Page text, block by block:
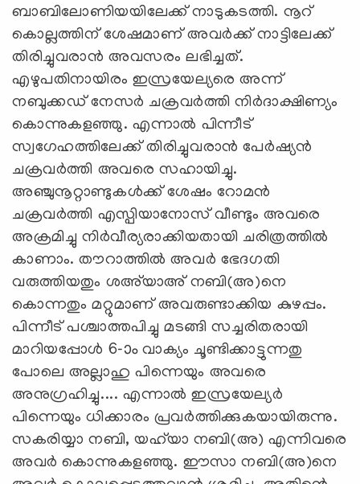
ബാബിലോണിയയിലേക്ക് നാടുകടത്തി. നൂറ്
കൊല്ലത്തിന് ശേഷമാണ് അവര്‍ക്ക് നാട്ടിലേക്ക്
തിരിച്ചുവരാന്‍ അവസരം ലഭിച്ചത്.
എഴുപതിനായിരം ഇസ്രയേല്യരെ അന്ന്
നബുക്കഡ് നേസര്‍ ചക്രവര്‍ത്തി നിര്‍ദാക്ഷിണ്യം
കൊന്നുകളഞ്ഞു. എന്നാല്‍ പിന്നീട്
സ്വഗേഹത്തിലേക്ക് തിരിച്ചുവരാന്‍ പേര്‍ഷ്യന്‍
ചക്രവര്‍ത്തി അവരെ സഹായിച്ചു.
അഞ്ചുനൂറ്റാണ്ടുകള്‍ക്ക് ശേഷം റോമന്‍
ചക്രവര്‍ത്തി എസ്പിയാനോസ് വീണ്ടും അവരെ
അക്രമിച്ചു നിര്‍വീര്യരാക്കിയതായി ചരിത്രത്തില്‍
കാണാം. തൗറാത്തില്‍ അവര്‍ ഭേദഗതി
വരുത്തിയതും ശഅ്‌യാഅ് നബി(അ)നെ
കൊന്നതും മറ്റുമാണ് അവരുണ്ടാക്കിയ കുഴപ്പം.
പിന്നീട് പശ്ചാത്തപിച്ചു മടങ്ങി സച്ചരിതരായി
മാറിയപ്പോള്‍ 6-ാം വാക്യം ചൂണ്ടിക്കാട്ടുന്നതു
പോലെ അല്ലാഹു പിന്നെയും അവരെ
അനുഗ്രഹിച്ചു.... എന്നാല്‍ ഇസ്രയേല്യര്‍
പിന്നെയും ധിക്കാരം പ്രവര്‍ത്തിക്കുകയായിരുന്നു.
സകരിയ്യാ നബി, യഹ്‌യാ നബി(അ) എന്നിവരെ
അവര്‍ കൊന്നുകളഞ്ഞു. ഈസാ നബി(അ)നെ